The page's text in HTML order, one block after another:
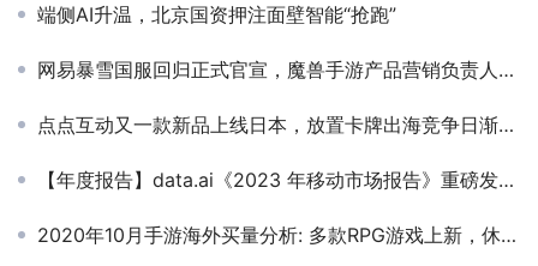
端侧AI升温，北京国资押注面壁智能“抢跑”
网易暴雪国服回归正式官宣，魔兽手游产品营销负责人曝光
点点互动又一款新品上线日本，放置卡牌出海竞争日渐白热化
【年度报告】data.ai《2023 年移动市场报告》重磅发布：移动服务需求激增，用户支出下降的同时，短视频应用获得两位数增长
2020年10月手游海外买量分析: 多款RPG游戏上新，休闲厂商霸占Top 推广榜